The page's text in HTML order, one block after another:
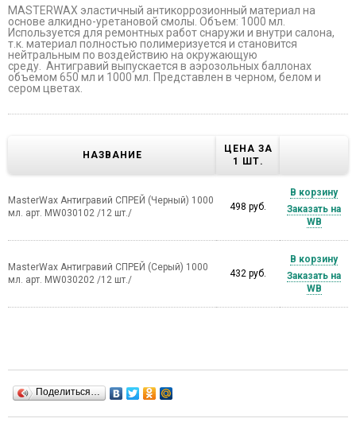
MASTERWAX эластичный антикоррозионный материал на
основе алкидно-уретановой смолы. Объем: 1000 мл.
Используется для ремонтных работ снаружи и внутри салона,
т.к. материал полностью полимеризуется и становится
нейтральным по воздействию на окружающую
среду. Антигравий выпускается в аэрозольных баллонах
объемом 650 мл и 1000 мл. Представлен в черном, белом и
сером цветах.
НАЗВАНИЕ
ЦЕНА ЗА
1 ШТ.
MasterWax Антигравий СПРЕЙ (Черный) 1000
мл. арт. MW030102 /12 шт./
498 руб.
В корзину
Заказать на
WB
MasterWax Антигравий СПРЕЙ (Серый) 1000
мл. арт. MW030202 /12 шт./
432 руб.
В корзину
Заказать на
WB
Поделиться…